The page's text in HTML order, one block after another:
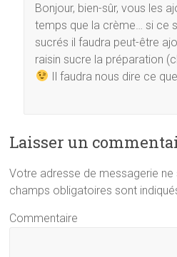
Bonjour, bien-sûr, vous les
temps que la crème… si ce
sucrés il faudra peut-être
raisin sucre la préparation
Il faudra nous dire ce
Laisser un
Votre adresse de messagerie ne
champs obligatoires sont
Commentaire